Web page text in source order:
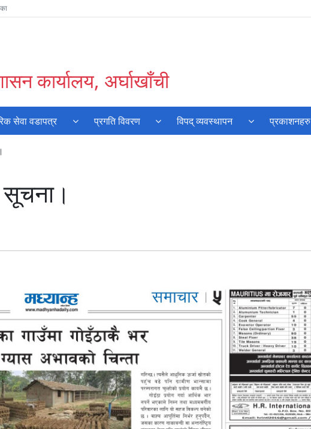
कार्यालय, अर्घाखाँची
सेवा वडापत्र प्रगति विवरण विपद् व्यवस्थापन प्रकाशनहरु
सूचना।